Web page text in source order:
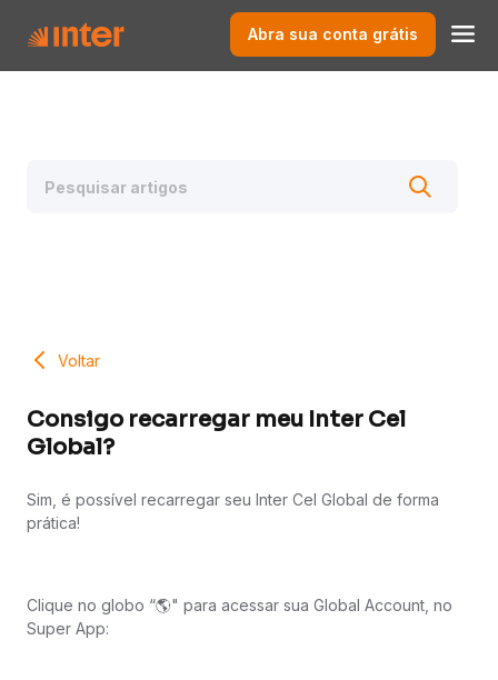
Abra sua conta grátis
Voltar
Consigo recarregar meu Inter Cel
Global?
Sim, é possível recarregar seu Inter Cel Global de forma
prática!
Clique no globo “🌎" para acessar sua Global Account, no
Super App: